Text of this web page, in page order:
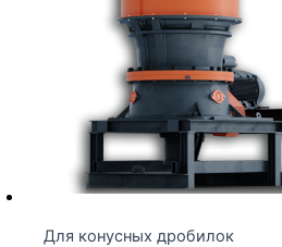
Для конусных дробилок